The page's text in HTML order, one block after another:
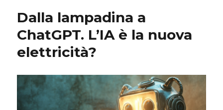
Dalla lampadina a
ChatGPT. L’IA è la nuova
elettricità?